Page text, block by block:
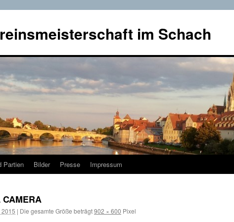
im Schach
Partien Bilder Presse Impressum
CAMERA
| Die gesamte Größe beträgt902 × 600 Pixel